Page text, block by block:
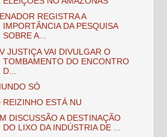
REGISTRA A
IMPORTÂNCIA DA PESQUISA
SOBRE A...
JUSTIÇA VAI DIVULGAR O
TOMBAMENTO DO ENCONTRO
D...
SÓ
REIZINHO ESTÁ NU
DISCUSSÃO A DESTINAÇÃO
DO LIXO DA INDÚSTRIA DE ...